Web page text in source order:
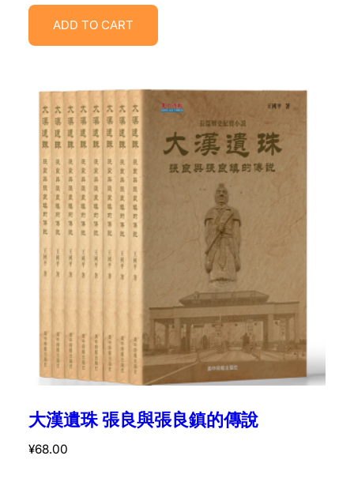
ADD TO CART
大漢遺珠 張良與張良鎮的傳說
¥68.00